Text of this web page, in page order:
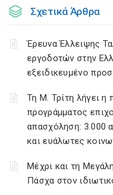
Σχετικά Άρθρα
Έρευνα Έλλειψης
εργοδοτών στην
εξειδικευμένο
Τη Μ. Τρίτη λήγει η
προγράμματος
απασχόληση: 3.000
και ευάλωτες
Μέχρι και τη
Πάσχα στον